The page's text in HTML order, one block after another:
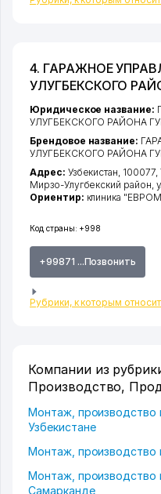
4. ГАРАЖНОЕ
УЛУГБЕКСКОГО
Код страны: +998
+99871 ...Позвонить
Рубрики, к которым
Юридическое название:
УЛУГБЕКСКОГО РАЙОНА
Брендовое название:
УЛУГБЕКСКОГО РАЙОНА
Адрес: Узбекистан, 100077,
Мирзо-Улугбекский район
Ориентир: клиника
Компании из
Производство,
Монтаж, производство
Узбекистане
Монтаж, производство
Монтаж, производство
Самарканде